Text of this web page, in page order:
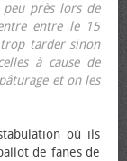
près lors de
entre le 15
tarder sinon
à cause de
et on les
où ils
de fanes de